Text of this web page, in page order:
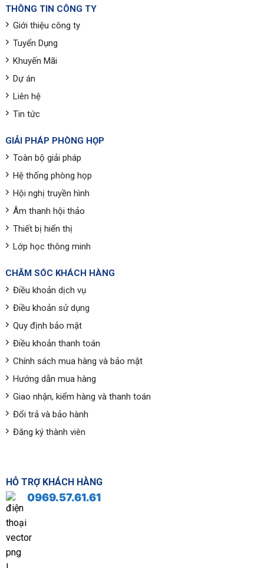
THÔNG TIN CÔNG TY
Giới thiệu công ty
Tuyển Dụng
Khuyến Mãi
Dự án
Liên hệ
Tin tức
GIẢI PHÁP PHÒNG HỌP
Toàn bộ giải pháp
Hệ thống phòng họp
Hội nghị truyền hình
Âm thanh hội thảo
Thiết bị hiển thị
Lớp học thông minh
CHĂM SÓC KHÁCH HÀNG
Điều khoản dịch vụ
Điều khoản sử dụng
Quy định bảo mật
Điều khoản thanh toán
Chính sách mua hàng và bảo mật
Hướng dẫn mua hàng
Giao nhận, kiểm hàng và thanh toán
Đổi trả và bảo hành
Đăng ký thành viên
HỖ TRỢ KHÁCH HÀNG
0969.57.61.61